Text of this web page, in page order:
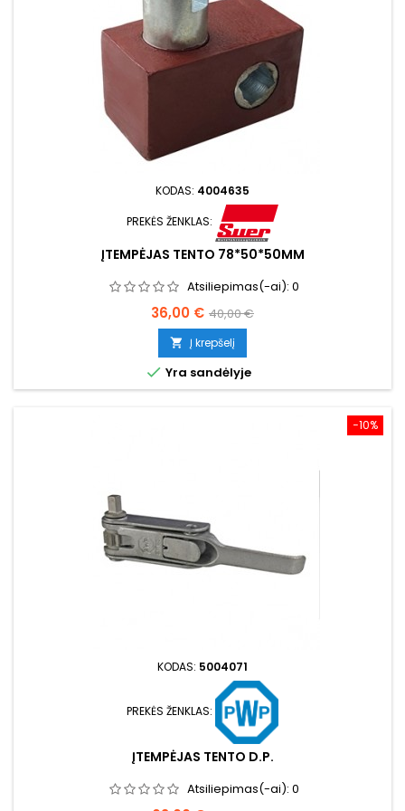
KODAS: 4004635
PREKĖS ŽENKLAS:
ĮTEMPĖJAS TENTO 78*50*50MM
Atsiliepimas(-ai): 0
Kaina
36,00 € Bazinė
kaina
40,00 €
 Į krepšelį
 Yra sandėlyje
−10%
KODAS: 5004071
PREKĖS ŽENKLAS:
ĮTEMPĖJAS TENTO D.P.
Atsiliepimas(-ai): 0